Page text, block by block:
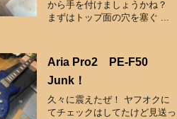
から手を付けましょうかね？
まずはトップ面の穴を塞ぐ ...
Aria Pro2 PE-F50
Junk！
久々に震えたぜ！ ヤフオクに
てチェックはしてたけど見送っ